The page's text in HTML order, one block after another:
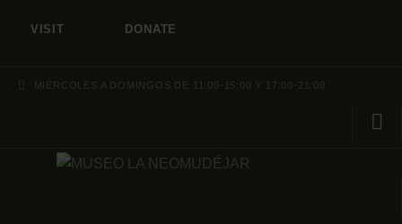
VISIT DONATE
MIÉRCOLES A DOMINGOS DE 11:00-15:00 Y 17:00-21:00